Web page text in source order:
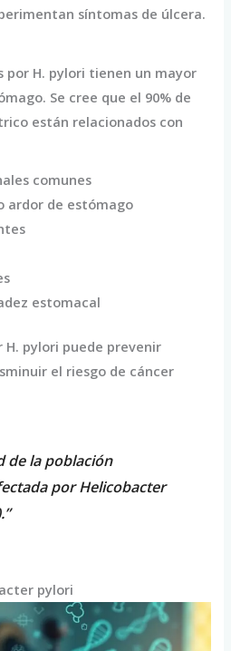
síntomas de úlcera.
por H. pylori tienen un mayor
Se cree que el 90% de
están relacionados con
comunes
ardor de estómago
estomacal
pylori puede prevenir
el riesgo de cáncer
de la población
por Helicobacter
pylori